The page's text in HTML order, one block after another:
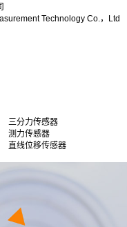
Technology Co.，Ltd
三分力传感器
测力传感器
直线位移传感器